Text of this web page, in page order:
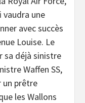
vaudra une
avec succès
Louise. Le
sa déjà sinistre
Waffen SS,
un prêtre
les Wallons